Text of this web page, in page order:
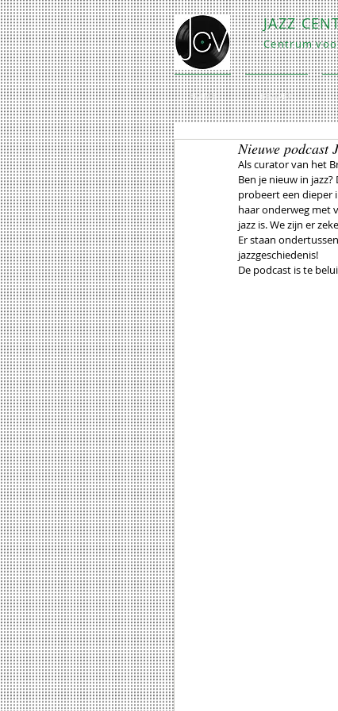
JAZZ
Centrum
HOME BEZOEK
Nieuwe podcast
Als curator van het
Ben je nieuw in
probeert een dieper
haar onderweg met
jazz is. We zijn er
Er staan
jazzgeschiedenis!
De podcast is te